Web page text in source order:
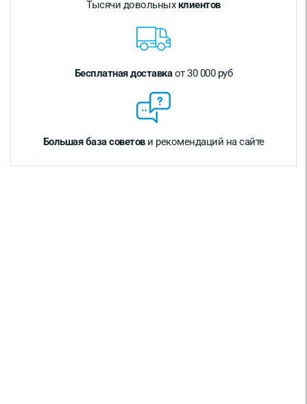
Тысячи довольных клиентов
Бесплатная доставкаот 30 000 руб
Большая база советови рекомендаций на сайте